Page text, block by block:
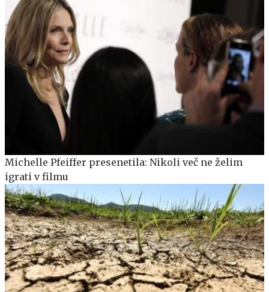
Michelle Pfeiffer presenetila: Nikoli več ne želim
igrati v filmu